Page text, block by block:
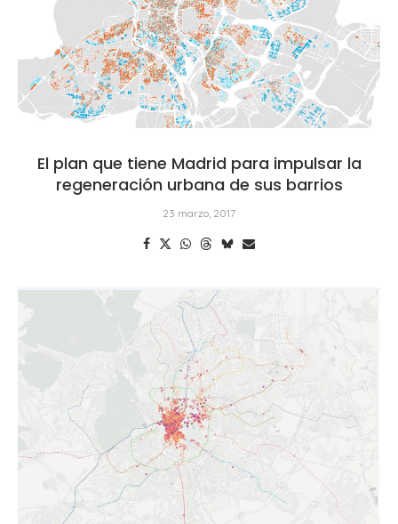
El plan que tiene Madrid para impulsar la
regeneración urbana de sus barrios
23 marzo, 2017